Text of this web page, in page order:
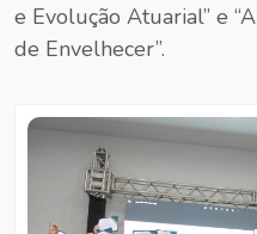
e Evolução Atuarial” e
de Envelhecer”.